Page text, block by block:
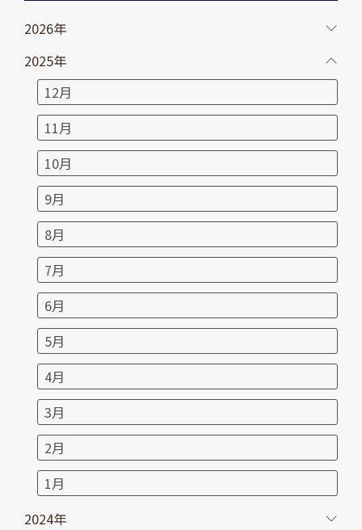
2026年
2025年
12月
11月
10月
9月
8月
7月
6月
5月
4月
3月
2月
1月
2024年